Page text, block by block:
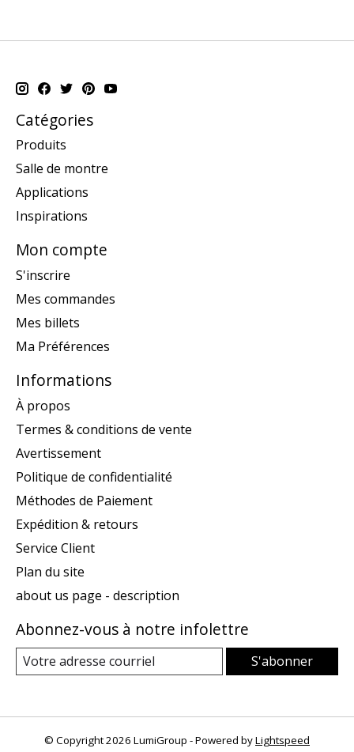
Catégories
Produits
Salle de montre
Applications
Inspirations
Mon compte
S'inscrire
Mes commandes
Mes billets
Ma Préférences
Informations
À propos
Termes & conditions de vente
Avertissement
Politique de confidentialité
Méthodes de Paiement
Expédition & retours
Service Client
Plan du site
about us page - description
Abonnez-vous à notre infolettre
S'abonner
© Copyright 2026 LumiGroup - Powered byLightspeed